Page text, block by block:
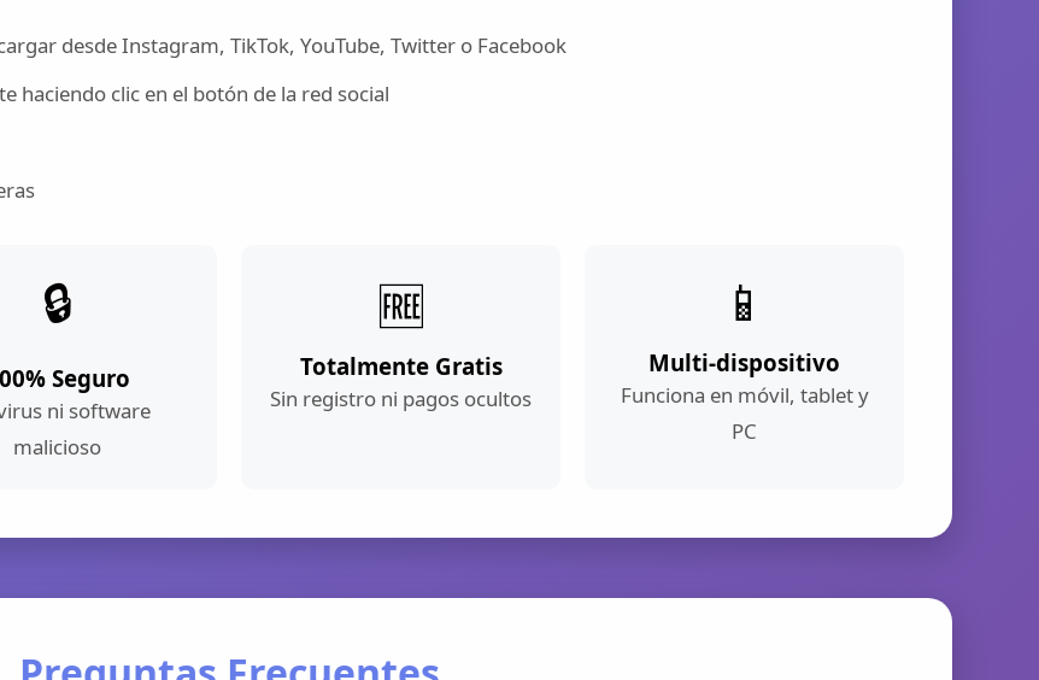
desde Instagram, TikTok, YouTube, Twitter o Facebook
haciendo clic en el botón de la red social
🔒
Seguro
ni software
malicioso
🆓
Totalmente Gratis
Sin registro ni pagos ocultos
📱
Multi-dispositivo
Funciona en móvil, tablet y
PC